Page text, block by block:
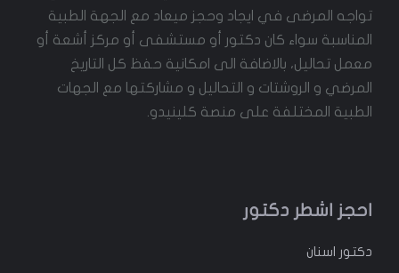
تواجه المرضى في ايجاد وحجز ميعاد مع الجهة الطبية
المناسبة سواء كان دكتور أو مستشفى أو مركز أشعة أو
معمل تحاليل، بالاضافة الى امكانية حفظ كل التاريخ
المرضي و الروشتات و التحاليل و مشاركتها مع الجهات
الطبية المختلفة على منصة كلينيدو.
احجز اشطر دكتور
دكتور اسنان